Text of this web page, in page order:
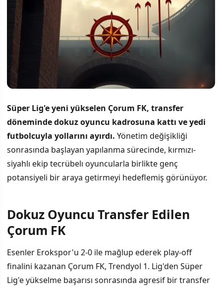
Süper Lig'e yeni yükselen Çorum FK, transfer
döneminde dokuz oyuncu kadrosuna kattı ve yedi
futbolcuyla yollarını ayırdı. Yönetim değişikliği
sonrasında başlayan yapılanma sürecinde, kırmızı-
siyahlı ekip tecrübelı oyuncularla birlikte genç
potansiyeli bir araya getirmeyi hedeflemiş görünüyor.
İÇINDEKILER
Ayrılan Oyuncular ve Yönetim Değişikliği
Dokuz Oyuncu Transfer Edilen
Çorum FK
Esenler Erokspor'u 2-0 ile mağlup ederek play-off
finalini kazanan Çorum FK, Trendyol 1. Lig'den Süper
Lig'e yükselme başarısı sonrasında agresif bir transfer